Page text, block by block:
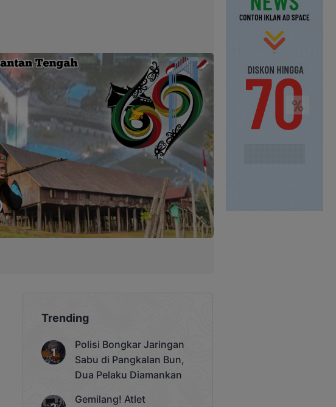
Trending
Polisi Bongkar Jaringan
Sabu di Pangkalan Bun,
Dua Pelaku Diamankan
Gemilang! Atlet